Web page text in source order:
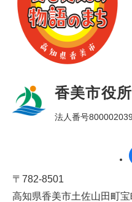
香美市役所
法人番号
〒782-8501
高知県香美市土佐山田町